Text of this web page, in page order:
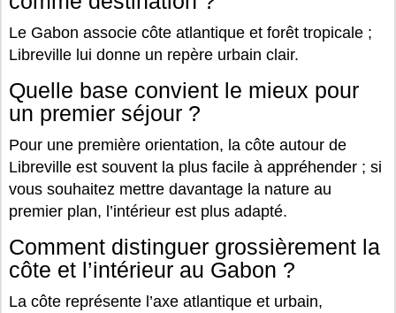
Le Gabon associe côte atlantique et forêt tropicale ;
Libreville lui donne un repère urbain clair.
Quelle base convient le mieux pour
un premier séjour ?
Pour une première orientation, la côte autour de
Libreville est souvent la plus facile à appréhender ; si
vous souhaitez mettre davantage la nature au
premier plan, l’intérieur est plus adapté.
Comment distinguer grossièrement la
côte et l’intérieur au Gabon ?
La côte représente l’axe atlantique et urbain,